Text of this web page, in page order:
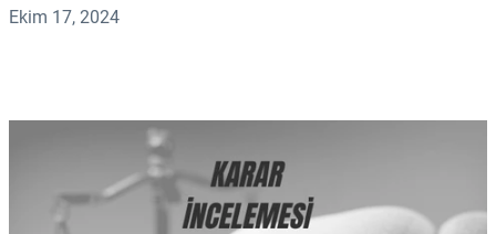
Ekim 17, 2024